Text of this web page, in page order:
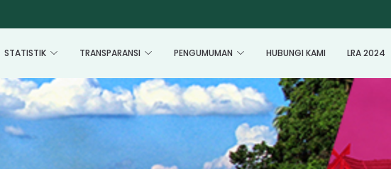
STATISTIK TRANSPARANSI PENGUMUMAN HUBUNGI KAMI LRA 2024